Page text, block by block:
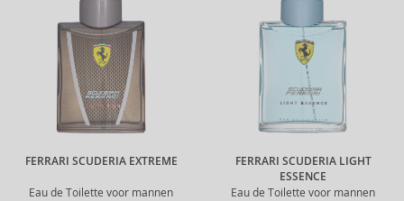
FERRARI SCUDERIA EXTREME
Eau de Toilette voor mannen
FERRARI SCUDERIA LIGHT
ESSENCE
Eau de Toilette voor mannen